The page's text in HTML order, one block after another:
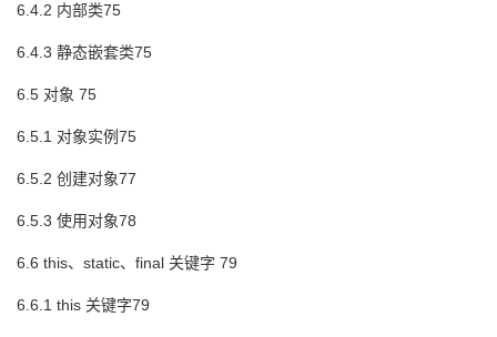
6.4.2 内部类75
6.4.3 静态嵌套类75
6.5 对象 75
6.5.1 对象实例75
6.5.2 创建对象77
6.5.3 使用对象78
6.6 this、static、final 关键字 79
6.6.1 this 关键字79